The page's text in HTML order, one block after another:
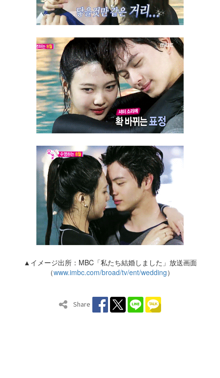
▲イメージ出所：MBC「私たち結婚しました」放送画面
（www.imbc.com/broad/tv/ent/wedding）
Share